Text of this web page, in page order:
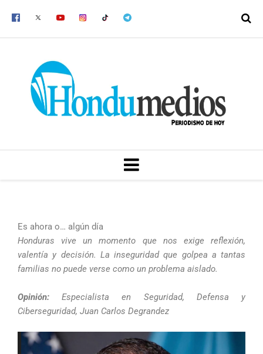
MENU
Es ahora o… algún día
Honduras vive un momento que nos exige reflexión,
valentía y decisión. La inseguridad que golpea a tantas
familias no puede verse como un problema aislado.
Opinión: Especialista en Seguridad, Defensa y
Ciberseguridad, Juan Carlos Degrandez